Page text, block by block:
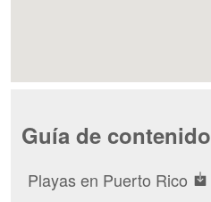
Guía de contenido
Playas en Puerto Rico